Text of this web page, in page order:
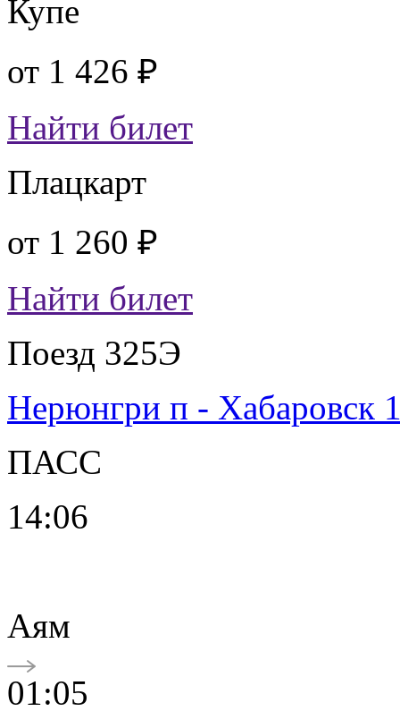
Купе
от 1 426 ₽
Найти билет
Плацкарт
от 1 260 ₽
Найти билет
Поезд 325Э
Нерюнгри п - Хабаровск
ПАСС
14:06
Аям
01:05